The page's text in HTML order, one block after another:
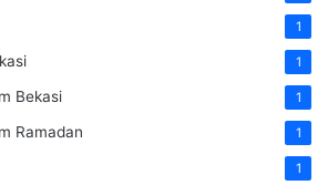
1
1
Bekasi 1
Ramadan 1
1